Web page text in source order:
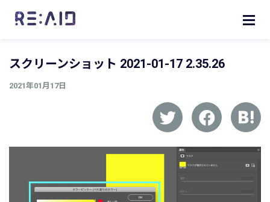
スクリーンショット 2021-01-17 2.35.26
2021年01月17日